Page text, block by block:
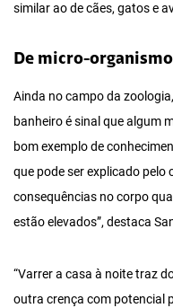
similar ao de cães, gatos e
De micro-
Ainda no campo da
banheiro é sinal que algum
bom exemplo de
que pode ser explicado pelo
consequências no corpo
estão elevados”, destaca
“Varrer a casa à noite traz
outra crença com potencial